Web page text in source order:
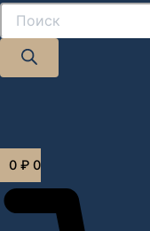
0 ₽ 0
Дизайн-проект